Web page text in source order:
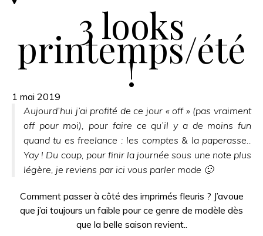
3 looks
printemps/été
!
1 mai 2019
Aujourd’hui j’ai profité de ce jour « off » (pas vraiment
off pour moi), pour faire ce qu’il y a de moins fun
quand tu es freelance : les comptes & la paperasse..
Yay ! Du coup, pour finir la journée sous une note plus
légère, je reviens par ici vous parler mode 🙂
Comment passer à côté des imprimés fleuris ? J’avoue
que j’ai toujours un faible pour ce genre de modèle dès
que la belle saison revient..